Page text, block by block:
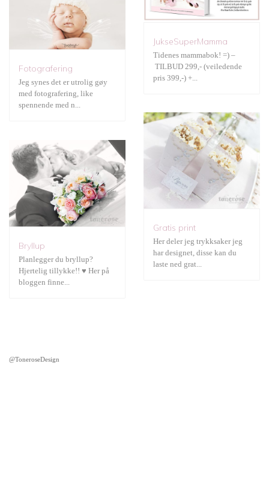
JukseSuperMamma
Tidenes mammabok! =) –
TILBUD 299,- (veiledende
pris 399,-) +...
Fotografering
Jeg synes det er utrolig gøy
med fotografering, like
spennende med n...
Gratis print
Gratis print
Her deler jeg trykksaker jeg
har designet, disse kan du
laste ned grat...
Bryllup
Planlegger du bryllup?
Hjertelig tillykke!! ♥ Her på
bloggen finne...
@ToneroseDesign